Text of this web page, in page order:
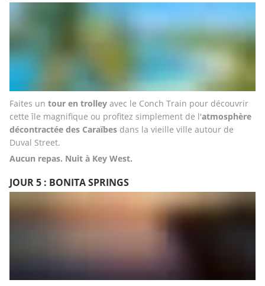
Faites un tour en trolley avec le Conch Train pour découvrir
cette île magnifique ou profitez simplement de l'atmosphère
décontractée des Caraïbes dans la vieille ville autour de
Duval Street.
Aucun repas. Nuit à Key West.
JOUR 5 : BONITA SPRINGS